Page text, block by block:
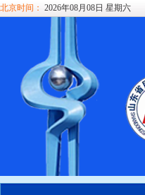
北京时间： 2026年08月08日 星期六